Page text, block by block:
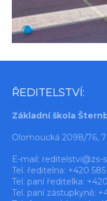
ŘEDITELSTVÍ:
Základní škola
Olomoucká 2098/76,
E-mail: reditelstvi@zs-
Tel. ředitelna: +420 585
Tel. paní ředitelka:
Tel. paní zástupkyně: